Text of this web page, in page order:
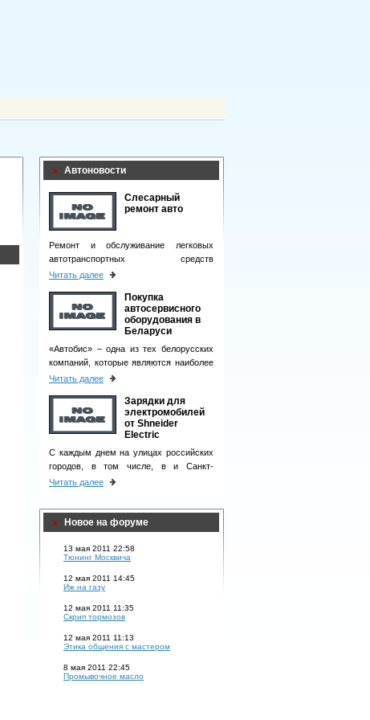
Автоновости
Слесарный
ремонт авто
Ремонт и обслуживание легковых
автотранспортных средств
подразумевает целый комплекс
Читать далее
Покупка
автосервисного
оборудования в
Беларуси
«Автобис» – одна из тех белорусских
компаний, которые являются наиболее
ответственными деловыми партнерами
доверия у клиентов.
Читать далее
Зарядки для
электромобилей
от Shneider
Electric
С каждым днем на улицах российских
городов, в том числе, в и Санкт-
Петербурге, появляется все больше
Читать далее
Новое на форуме
13 мая 2011 22:58
Тюнинг Москвича
12 мая 2011 14:45
Иж на газу
12 мая 2011 11:35
Скрип тормозов
12 мая 2011 11:13
Этика общения с мастером
8 мая 2011 22:45
Промывочное масло